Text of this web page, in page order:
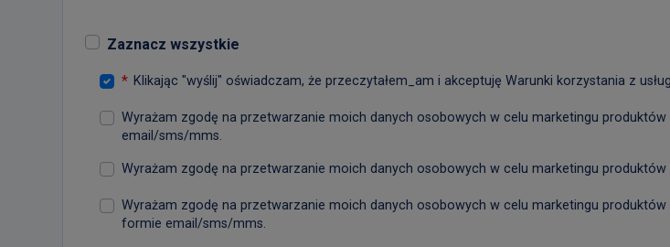
Zaznacz wszystkie
* Klikając "wyślij" oświadczam, że przeczytałem_am i akceptuję Warunki korzystania z
Wyrażam zgodę na przetwarzanie moich danych osobowych w celu marketingu
email/sms/mms.
Wyrażam zgodę na przetwarzanie moich danych osobowych w celu marketingu
Wyrażam zgodę na przetwarzanie moich danych osobowych w celu marketingu
formie email/sms/mms.